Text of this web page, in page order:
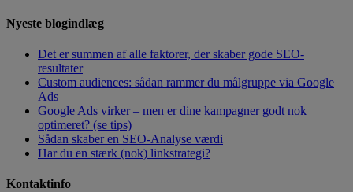
Nyeste blogindlæg
Det er summen af alle faktorer, der skaber gode SEO-
resultater
Custom audiences: sådan rammer du målgruppe via Google
Ads
Google Ads virker – men er dine kampagner godt nok
optimeret? (se tips)
Sådan skaber en SEO-Analyse værdi
Har du en stærk (nok) linkstrategi?
Kontaktinfo